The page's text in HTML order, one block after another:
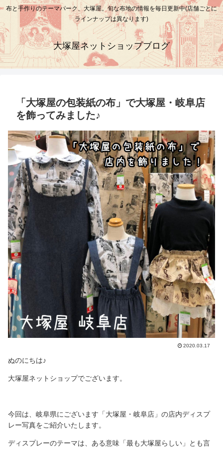
布と手作りのテーマパーク、大塚屋。旬な布地の情報を毎日更新中(店舗ごとに
ラインナップは異なります)
大塚屋ネットショップブログ
「大塚屋の包装紙の布」で大塚屋・岐阜店
を飾ってみました♪
2020.03.17
ぬのにちは♪
大塚屋ネットショップでございます。
今回は、岐阜県にございます「大塚屋・岐阜店」の店内ディスプ
レー写真をご紹介いたします。
ディスプレーのテーマは、ある意味「最も大塚屋らしい」とも言